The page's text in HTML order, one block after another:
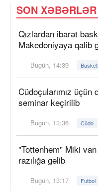
SON XƏBƏRLƏR
Qızlardan ibarət
Makedoniyaya qalib
Bugün, 14:39
Cüdoçularımız üçün
seminar keçirilib
Bugün, 13:36 Cüdo
"Tottenhem" Miki
razılığa gəlib
Bugün, 13:17 Futbol